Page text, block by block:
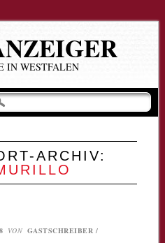
IN WESTFALEN
ARCHIV:
VON GASTSCHREIBER /